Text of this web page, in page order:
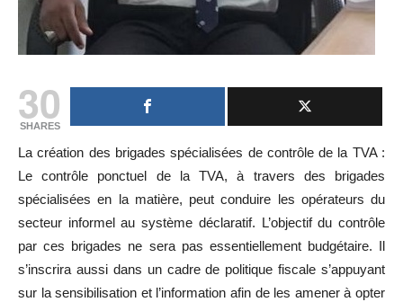
30
SHARES
La création des brigades spécialisées de contrôle de la TVA :
Le contrôle ponctuel de la TVA, à travers des brigades
spécialisées en la matière, peut conduire les opérateurs du
secteur informel au système déclaratif. L’objectif du contrôle
par ces brigades ne sera pas essentiellement budgétaire. Il
s’inscrira aussi dans un cadre de politique fiscale s’appuyant
sur la sensibilisation et l’information afin de les amener à opter